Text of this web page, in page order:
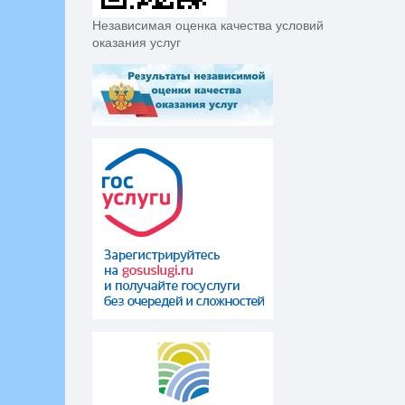
Независимая оценка качества условий
оказания услуг